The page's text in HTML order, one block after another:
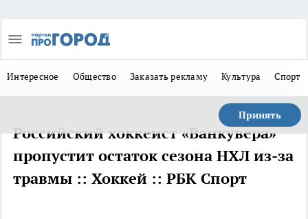
Интересное Общество Заказать рекламу Культура Спорт
Принять
Российский хоккеист «Ванкувера»
пропустит остаток сезона НХЛ из-за
травмы :: Хоккей :: РБК Спорт